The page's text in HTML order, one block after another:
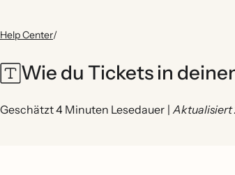
Help Center/
Wie du Tickets in
Geschätzt 4 Minuten Lesedauer | Aktualisiert